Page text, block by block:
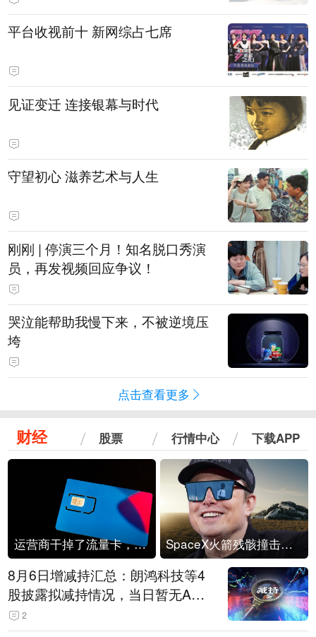
平台收视前十 新网综占七席
见证变迁 连接银幕与时代
守望初心 滋养艺术与人生
刚刚 | 停演三个月！知名脱口秀演
员，再发视频回应争议！
哭泣能帮助我慢下来，不被逆境压
垮
点击查看更多
财经 股票 行情中心 下载APP
运营商干掉了流量卡，他们真的玩不起了 SpaceX火箭残骸撞击月球
8月6日增减持汇总：朗鸿科技等4
股披露拟减持情况，当日暂无A股
公司披露拟增持情况（表）
2